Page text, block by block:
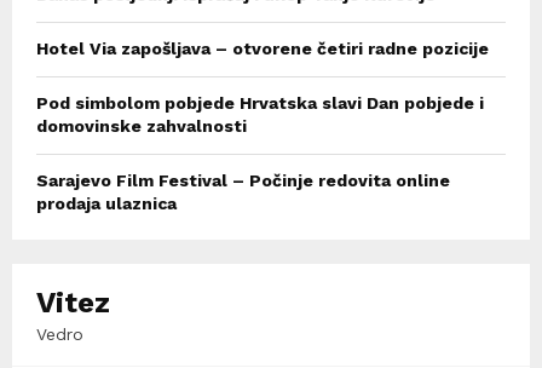
Hotel Via zapošljava – otvorene četiri radne pozicije
Pod simbolom pobjede Hrvatska slavi Dan pobjede i
domovinske zahvalnosti
Sarajevo Film Festival – Počinje redovita online
prodaja ulaznica
Vitez
Vedro